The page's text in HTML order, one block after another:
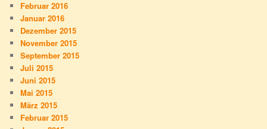
Februar 2016
Januar 2016
Dezember 2015
November 2015
September 2015
Juli 2015
Juni 2015
Mai 2015
März 2015
Februar 2015